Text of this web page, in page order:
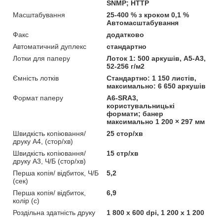
SNMP; HTTP
Масштабування
25-400 % з кроком 0,1 %
Автомасштабування
Факс
додатково
Автоматичний дуплекс
стандартно
Лотки для паперу
Лоток 1: 500 аркушів, A5-A3,
52-256 г/м2
Ємність лотків
Стандартно: 1 150 листів,
максимально: 6 650 аркушів
Формат паперу
A6-SRA3,
користувальницькі
формати; банер
максимально 1 200 × 297 мм
Швидкість копіювання/
друку A4, (стор/хв)
25 стор/хв
Швидкість копіювання/
друку A3, Ч/Б (стор/хв)
15 стр/хв
Перша копія/ відбиток, Ч/Б
(сек)
5,2
Перша копія/ відбиток,
колір (с)
6,9
Роздільна здатність друку
1 800 x 600 dpi, 1 200 x 1 200